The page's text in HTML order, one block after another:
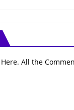
All the